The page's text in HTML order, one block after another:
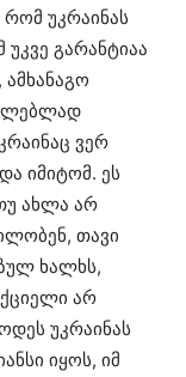
უკრაინას
გარანტიაა
ვერ
იმიტომ. ეს
ახლა არ
თავი
ხალხს,
არ
უკრაინას
იყოს, იმ